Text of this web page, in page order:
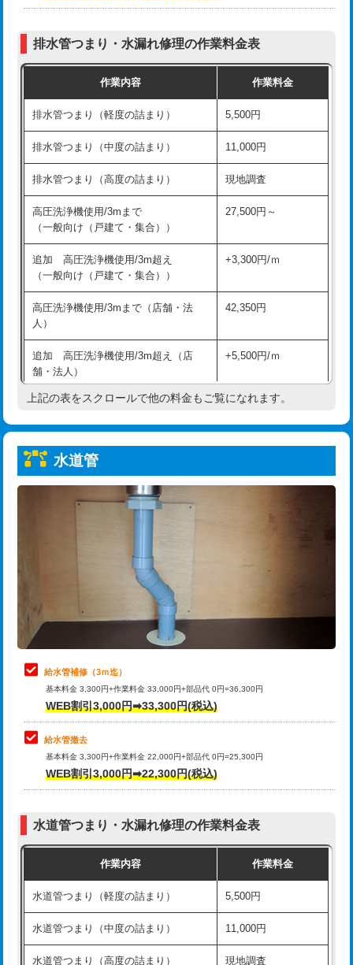
追加人工 16,500円
現場見積
※給水管工事は20mmまでの価格です。
交換・取付（その他部品） 11,000円+材料費
持込商品取付（単水栓） 13,200円
持込商品取付（混合水栓） 16,500円
持込商品取付（浄水器・分岐水栓） 16,500円
給水管工事※（ホール加工) 16,500円
給水管工事※（バンド止め) 3,300円
給水管工事※（支持金具設置)
給水管工事※（保温材使用（バンド止
め込み）)
5,500円
給水管工事※（土の掘削・埋め戻し作
業)
11,000円
給水管工事※（塩ビ管（VP・HI）使
用/3ｍまで)
33,000円
給水管工事※（塩ビ管（VP・HI）使
+8,800円
給水管工事※（ライニング鋼管・銅
管・ポリ管・HT管使用/3ｍまで)
給水管工事※（ライニング鋼管・銅
管・ポリ管・HT管使用/3ｍ超え)
排水管工事（土の掘削・埋め戻し作
11,000円~
排水管工事（排水管工事/3ｍまで） 55,000円
排水管工事（追加 排水管工事/3ｍ超
マス交換（土の掘削・埋め戻し作業）
マス交換（深さ50㎝未満）
マス交換（深さ50㎝以上）
コンクリート斫り（厚さ10㎝まで）
モルタル補修（厚さ10㎝超え） 38,500円
洗面台設置 38,500円
化粧台設置 22,000円
排水管つまり・水漏れ修理の作業料金表
作業内容 作業料金
排水管つまり（軽度の詰まり） 5,500円
排水管つまり（中度の詰まり） 11,000円
排水管つまり（高度の詰まり） 現地調査
高圧洗浄機使用/3mまで
（一般向け（戸建て・集合））
27,500円～
追加 高圧洗浄機使用/3m超え
（一般向け（戸建て・集合））
+3,300円/ｍ
高圧洗浄機使用/3mまで（店舗・法
人）
42,350円
追加 高圧洗浄機使用/3m超え（店
舗・法人）
+5,500円/ｍ
高度高圧洗浄換 現地調査
トーラー機使用/3mまで
追加トーラー機使用/3m超え
33,000円
8,800円
止水・漏水調査・防水処理・清掃・修
理・調整・分解・加工など（軽作業）
11,000円
止水・漏水調査・防水処理・清掃・修
理・調整・分解・加工など（中作業）
止水・漏水調査・防水処理・清掃・修
理・調整・分解・加工など（重作業）
33,000円
その他部品の脱着
交換・取付（タンク）
式）)
式・ワンホール）)
交換・取付(排水栓・排水トラップ
22,000円+材料費
上記の表をスクロールで他の料金もご覧になれます。
水道管
給水管補修（3ｍ迄）
基本料金 3,300円+作業料金 33,000円+部品代 0円=36,300円
WEB割引3,000円➡33,300円(税込)
給水管撤去
基本料金 3,300円+作業料金 22,000円+部品代 0円=25,300円
WEB割引3,000円➡22,300円(税込)
水道管つまり・水漏れ修理の作業料金表
作業内容 作業料金
水道管つまり（軽度の詰まり） 5,500円
水道管つまり（中度の詰まり） 11,000円
水道管つまり（高度の詰まり） 現地調査